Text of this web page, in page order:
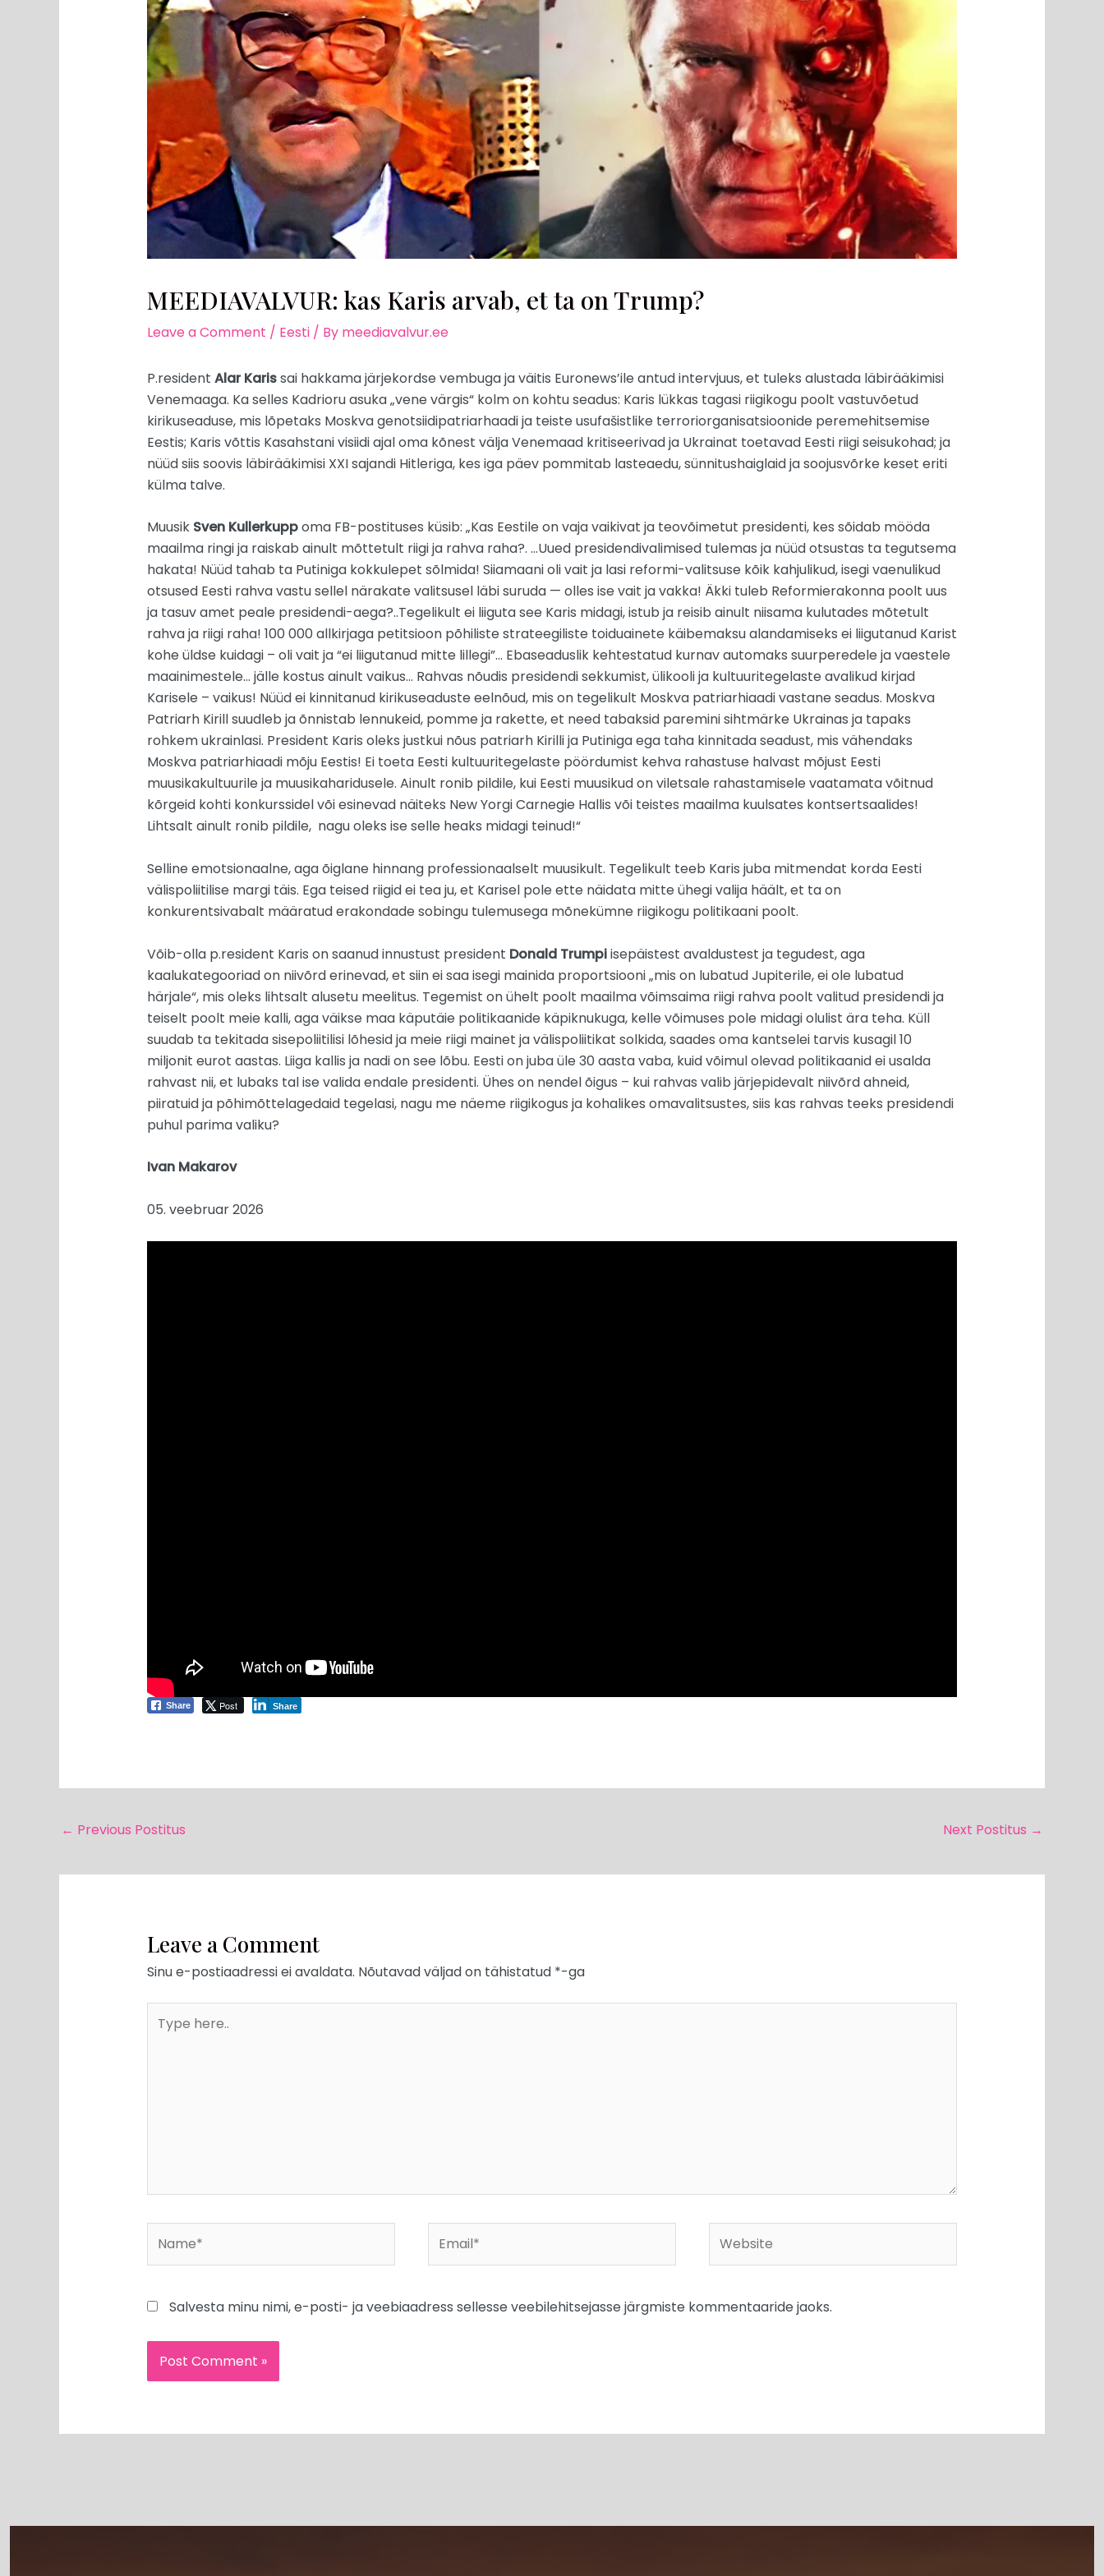
MEEDIAVALVUR: kas Karis arvab, et ta on Trump?
Leave a Comment / Eesti/ By meediavalvur.ee
P.resident Alar Karissai hakkama järjekordse vembuga ja väitis Euronews’ile antud intervjuus, et tuleks alustada läbirääkimisi
Venemaaga. Ka selles Kadrioru asuka „vene värgis“ kolm on kohtu seadus: Karis lükkas tagasi riigikogu poolt vastuvõetud
kirikuseaduse, mis lõpetaks Moskva genotsiidipatriarhaadi ja teiste usufašistlike terroriorganisatsioonide peremehitsemise
Eestis; Karis võttis Kasahstani visiidi ajal oma kõnest välja Venemaad kritiseerivad ja Ukrainat toetavad Eesti riigi seisukohad; ja
nüüd siis soovis läbirääkimisi XXI sajandi Hitleriga, kes iga päev pommitab lasteaedu, sünnitushaiglaid ja soojusvõrke keset eriti
külma talve.
Muusik Sven Kullerkuppoma FB-postituses küsib: „Kas Eestile on vaja vaikivat ja teovõimetut presidenti, kes sõidab mööda
maailma ringi ja raiskab ainult mõttetult riigi ja rahva raha?. …Uued presidendivalimised tulemas ja nüüd otsustas ta tegutsema
hakata! Nüüd tahab ta Putiniga kokkulepet sõlmida! Siiamaani oli vait ja lasi reformi-valitsuse kõik kahjulikud, isegi vaenulikud
otsused Eesti rahva vastu sellel närakate valitsusel läbi suruda — olles ise vait ja vakka! Äkki tuleb Reformierakonna poolt uus
ja tasuv amet peale presidendi-aega?..Tegelikult ei liiguta see Karis midagi, istub ja reisib ainult niisama kulutades mõtetult
rahva ja riigi raha! 100 000 allkirjaga petitsioon põhiliste strateegiliste toiduainete käibemaksu alandamiseks ei liigutanud Karist
kohe üldse kuidagi – oli vait ja “ei liigutanud mitte lillegi”… Ebaseaduslik kehtestatud kurnav automaks suurperedele ja vaestele
maainimestele… jälle kostus ainult vaikus… Rahvas nõudis presidendi sekkumist, ülikooli ja kultuuritegelaste avalikud kirjad
Karisele – vaikus! Nüüd ei kinnitanud kirikuseaduste eelnõud, mis on tegelikult Moskva patriarhiaadi vastane seadus. Moskva
Patriarh Kirill suudleb ja õnnistab lennukeid, pomme ja rakette, et need tabaksid paremini sihtmärke Ukrainas ja tapaks
rohkem ukrainlasi. President Karis oleks justkui nõus patriarh Kirilli ja Putiniga ega taha kinnitada seadust, mis vähendaks
Moskva patriarhiaadi mõju Eestis! Ei toeta Eesti kultuuritegelaste pöördumist kehva rahastuse halvast mõjust Eesti
muusikakultuurile ja muusikaharidusele. Ainult ronib pildile, kui Eesti muusikud on viletsale rahastamisele vaatamata võitnud
kõrgeid kohti konkurssidel või esinevad näiteks New Yorgi Carnegie Hallis või teistes maailma kuulsates kontsertsaalides!
Lihtsalt ainult ronib pildile, nagu oleks ise selle heaks midagi teinud!“
Selline emotsionaalne, aga õiglane hinnang professionaalselt muusikult. Tegelikult teeb Karis juba mitmendat korda Eesti
välispoliitilise margi täis. Ega teised riigid ei tea ju, et Karisel pole ette näidata mitte ühegi valija häält, et ta on
konkurentsivabalt määratud erakondade sobingu tulemusega mõnekümne riigikogu politikaani poolt.
Võib-olla p.resident Karis on saanud innustust president Donald Trumpiisepäistest avaldustest ja tegudest, aga
kaalukategooriad on niivõrd erinevad, et siin ei saa isegi mainida proportsiooni „mis on lubatud Jupiterile, ei ole lubatud
härjale“, mis oleks lihtsalt alusetu meelitus. Tegemist on ühelt poolt maailma võimsaima riigi rahva poolt valitud presidendi ja
teiselt poolt meie kalli, aga väikse maa käputäie politikaanide käpiknukuga, kelle võimuses pole midagi olulist ära teha. Küll
suudab ta tekitada sisepoliitilisi lõhesid ja meie riigi mainet ja välispoliitikat solkida, saades oma kantselei tarvis kusagil 10
miljonit eurot aastas. Liiga kallis ja nadi on see lõbu. Eesti on juba üle 30 aasta vaba, kuid võimul olevad politikaanid ei usalda
rahvast nii, et lubaks tal ise valida endale presidenti. Ühes on nendel õigus – kui rahvas valib järjepidevalt niivõrd ahneid,
piiratuid ja põhimõttelagedaid tegelasi, nagu me näeme riigikogus ja kohalikes omavalitsustes, siis kas rahvas teeks presidendi
puhul parima valiku?
Ivan Makarov
05. veebruar 2026
Share Post Share
← Previous Postitus Next Postitus →
Leave a Comment
Sinu e-postiaadressi ei avaldata. Nõutavad väljad on tähistatud *-ga
here..
Salvesta minu nimi, e-posti- ja veebiaadress sellesse veebilehitsejasse järgmiste kommentaaride jaoks.